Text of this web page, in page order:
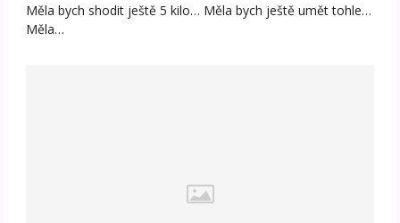
Měla bych shodit ještě 5 kilo… Měla bych ještě umět tohle…
Měla…